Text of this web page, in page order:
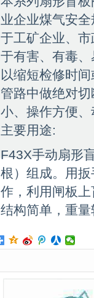
业企业煤气安
于工矿企业、
于有害、有毒
以缩短检修时
管路中做绝对
小、操作方便
主要用途:
F43X手动扇形
根）组成。用
作，利用闸板
结构简单，重